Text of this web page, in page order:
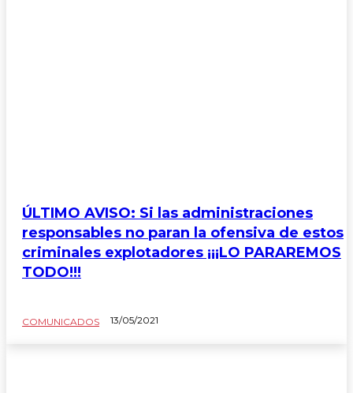
ÚLTIMO AVISO: Si las administraciones
responsables no paran la ofensiva de estos
criminales explotadores ¡¡¡LO PARAREMOS
TODO!!!
COMUNICADOS 13/05/2021